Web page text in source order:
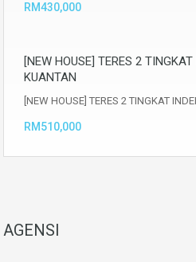
RM430,000
[NEW HOUSE] TERES 2
KUANTAN
[NEW HOUSE] TERES 2 TINGKAT
RM510,000
AGENSI